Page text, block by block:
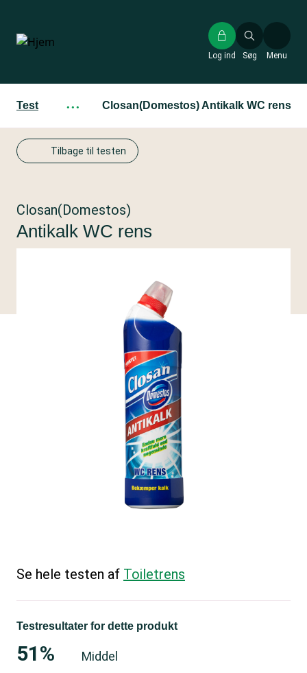
hovedindhold
Søg
Log ind Menu
Test ··· Closan(Domestos) Antikalk WC rens
Tilbage til testen
Closan(Domestos)
Antikalk WC rens
Se hele testen af Toiletrens
Testresultater for dette produkt
51% Middel